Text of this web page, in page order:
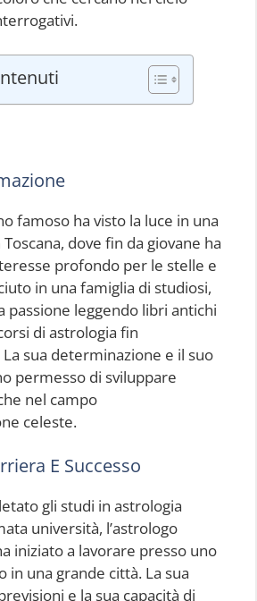
famoso ha visto la luce in una
dove fin da giovane ha
profondo per le stelle e
in una famiglia di studiosi,
passione leggendo libri antichi
di astrologia fin
La sua determinazione e il suo
permesso di sviluppare
nel campo
celeste.
E Successo
gli studi in astrologia
università, l’astrologo
iniziato a lavorare presso uno
in una grande città. La sua
e la sua capacità di